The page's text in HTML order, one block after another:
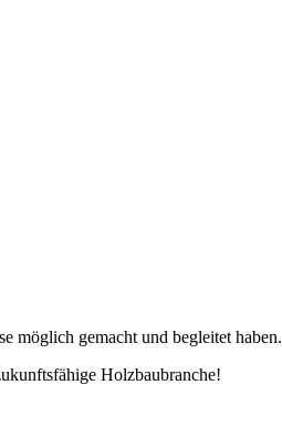
möglich gemacht und begleitet haben.
Holzbaubranche!